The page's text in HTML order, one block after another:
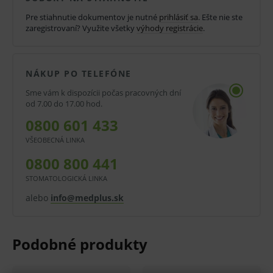
NaF/ Na2EDTA
Objem:
2 ml
obsahujú kombináciu fluorid sodný/oxalát draselný
alebo fluorid sodný/Na2EDTA a používajú sa na
glukózy vo vzorke. Keďže množstvo glukózy vo vzorke
Pre stiahnutie dokumentov je nutné prihlásiť sa. Ešte nie ste
zaregistrovaní? Využite všetky výhody registrácie.
NÁKUP PO TELEFÓNE
Sme vám k dispozícii počas pracovných dní
od 7.00 do 17.00 hod.
0800 601 433
VŠEOBECNÁ LINKA
0800 800 441
STOMATOLOGICKÁ LINKA
alebo info@medplus.sk